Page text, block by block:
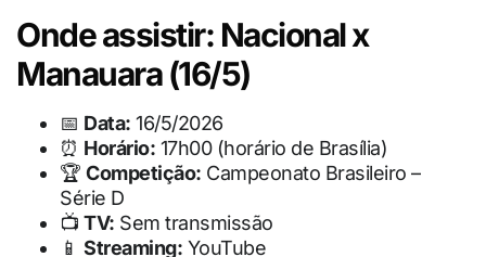
Onde assistir: Nacional x
Manauara (16/5)
📅 Data: 16/5/2026
⏰ Horário: 17h00 (horário de Brasília)
🏆 Competição: Campeonato Brasileiro –
Série D
📺 TV: Sem transmissão
📱 Streaming: YouTube